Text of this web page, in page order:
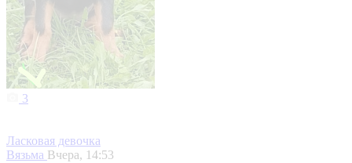
3
Ласковая девочка
Вязьма Вчера, 14:53